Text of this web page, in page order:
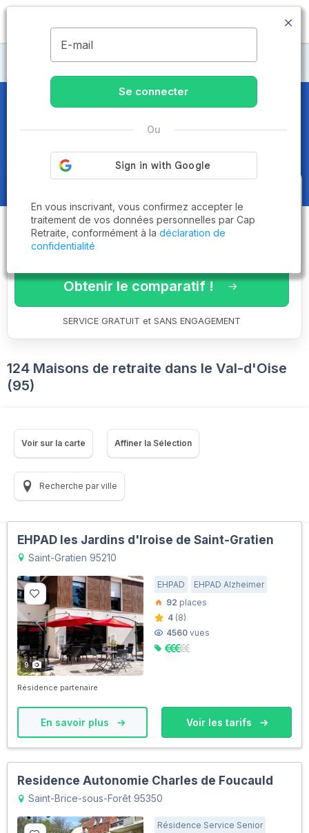
MENU
Maisons de retraite Île-de-France
Maisons de retraite et EHPAD
dans le Val-d'Oise (95)
Obtenez le
comparatif des
établissementsadaptés à vos
critères en 3 minutes !
Obtenir le comparatif !
SERVICE GRATUIT et SANS ENGAGEMENT
124 Maisons de retraite dans le Val-d'Oise
(95)
Voir sur la carte Affiner la Sélection
Recherche par ville
EHPAD les Jardins d'Iroise de Saint-Gratien
Saint-Gratien 95210
9
EHPAD
EHPAD Alzheimer
92 places
4 (8)
4560 vues
Résidence partenaire
En savoir plus Voir les tarifs
Residence Autonomie Charles de Foucauld
Saint-Brice-sous-Forêt 95350
Résidence Service Senior
E-mail
Se connecter
Ou
En vous inscrivant, vous confirmez accepter le
traitement de vos données personnelles par Cap
Retraite, conformément à la déclaration de
confidentialité